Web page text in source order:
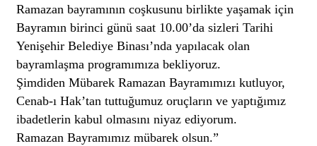
Ramazan bayramının coşkusunu birlikte yaşamak için
Bayramın birinci günü saat 10.00’da sizleri Tarihi
Yenişehir Belediye Binası’nda yapılacak olan
bayramlaşma programımıza bekliyoruz.
Şimdiden Mübarek Ramazan Bayramımızı kutluyor,
Cenab-ı Hak’tan tuttuğumuz oruçların ve yaptığımız
ibadetlerin kabul olmasını niyaz ediyorum.
Ramazan Bayramımız mübarek olsun.”